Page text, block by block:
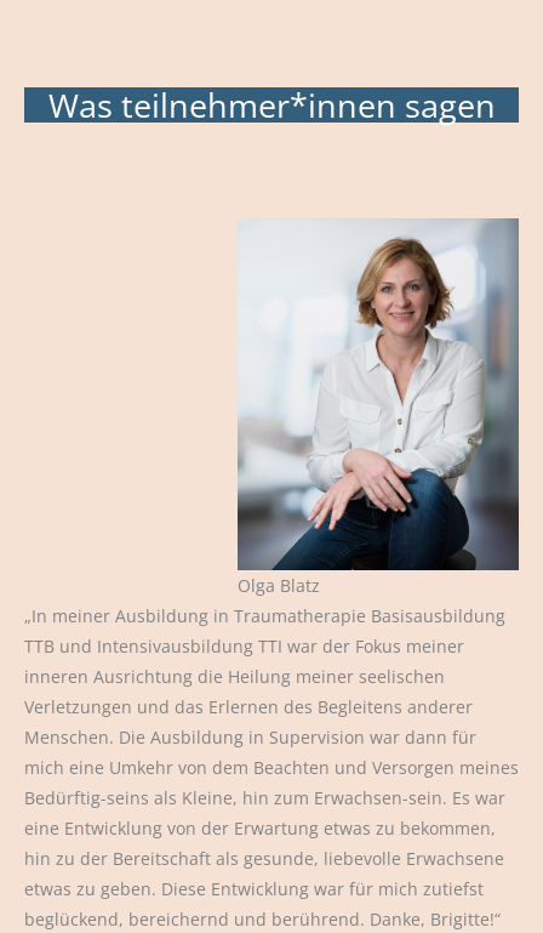
Was teilnehmer*innen sagen
Olga Blatz
„In meiner Ausbildung in Traumatherapie Basisausbildung
TTB und Intensivausbildung TTI war der Fokus meiner
inneren Ausrichtung die Heilung meiner seelischen
Verletzungen und das Erlernen des Begleitens anderer
Menschen. Die Ausbildung in Supervision war dann für
mich eine Umkehr von dem Beachten und Versorgen meines
Bedürftig-seins als Kleine, hin zum Erwachsen-sein. Es war
eine Entwicklung von der Erwartung etwas zu bekommen,
hin zu der Bereitschaft als gesunde, liebevolle Erwachsene
etwas zu geben. Diese Entwicklung war für mich zutiefst
beglückend, bereichernd und berührend. Danke, Brigitte!“